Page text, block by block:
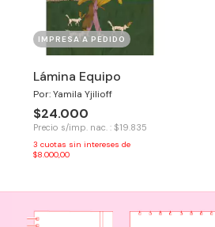
IMPRESA A PEDIDO
Lámina Equipo
Por: Yamila Yjilioff
$24.000
Precio s/imp. nac. : $19.835
3 cuotas sin intereses de
$8.000,00